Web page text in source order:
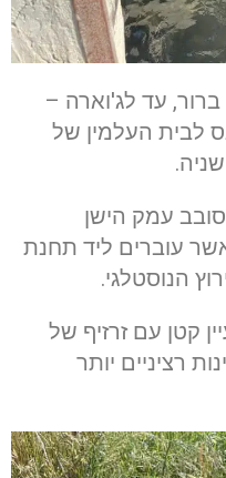
עד לג'וארה –
לבית העלמין של
עמק הישן
עוברים ליד תחנת
הנוסטלגי.
קטן עם זרזיף של
רציניים יותר